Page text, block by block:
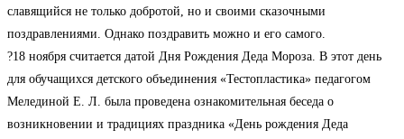
славящийся не только добротой, но и своими сказочными
поздравлениями. Однако поздравить можно и его самого.
?️18 ноября считается датой Дня Рождения Деда Мороза. В этот день
для обучащихся детского объединения «Тестопластика» педагогом
Мелединой Е. Л. была проведена ознакомительная беседа о
возникновении и традициях праздника «День рождения Деда